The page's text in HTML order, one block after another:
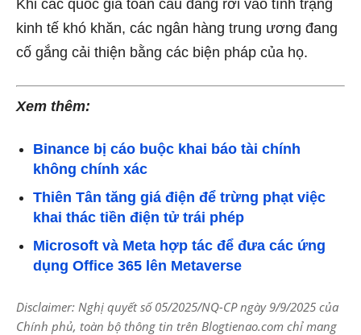
Khi các quốc gia toàn cầu đang rơi vào tình trạng
kinh tế khó khăn, các ngân hàng trung ương đang
cố gắng cải thiện bằng các biện pháp của họ.
Xem thêm:
Binance bị cáo buộc khai báo tài chính
không chính xác
Thiên Tân tăng giá điện để trừng phạt việc
khai thác tiền điện tử trái phép
Microsoft và Meta hợp tác để đưa các ứng
dụng Office 365 lên Metaverse
Disclaimer: Nghị quyết số 05/2025/NQ-CP ngày 9/9/2025 của
Chính phủ, toàn bộ thông tin trên Blogtienao.com chỉ mang